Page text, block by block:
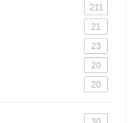
211
21
23
20
20